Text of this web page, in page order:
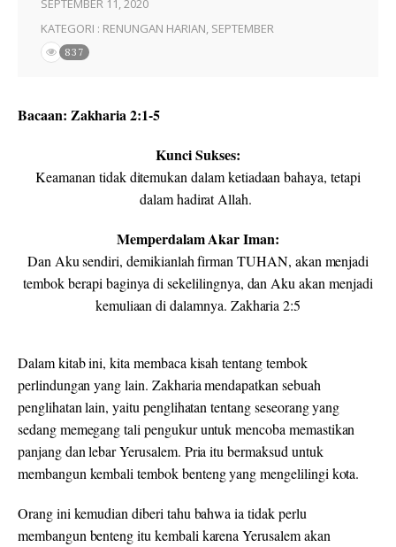
SEPTEMBER 11, 2020
KATEGORI : RENUNGAN HARIAN, SEPTEMBER
837
Bacaan: Zakharia 2:1-5
Kunci Sukses:
Keamanan tidak ditemukan dalam ketiadaan bahaya, tetapi
dalam hadirat Allah.
Memperdalam Akar Iman:
Dan Aku sendiri, demikianlah firman TUHAN, akan menjadi
tembok berapi baginya di sekelilingnya, dan Aku akan menjadi
kemuliaan di dalamnya. Zakharia 2:5
Dalam kitab ini, kita membaca kisah tentang tembok
perlindungan yang lain. Zakharia mendapatkan sebuah
penglihatan lain, yaitu penglihatan tentang seseorang yang
sedang memegang tali pengukur untuk mencoba memastikan
panjang dan lebar Yerusalem. Pria itu bermaksud untuk
membangun kembali tembok benteng yang mengelilingi kota.
Orang ini kemudian diberi tahu bahwa ia tidak perlu
membangun benteng itu kembali karena Yerusalem akan